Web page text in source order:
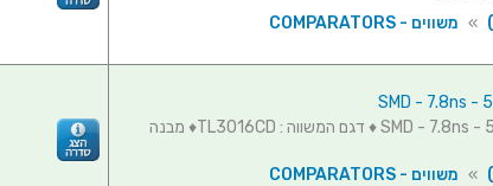
» משווים - COMPARATORS
משווה - ערוץ 1 - SMD - 7.8ns - 5V-5V ♦ דגם המשווה : TL3016CD♦ מבנה
» משווים - COMPARATORS